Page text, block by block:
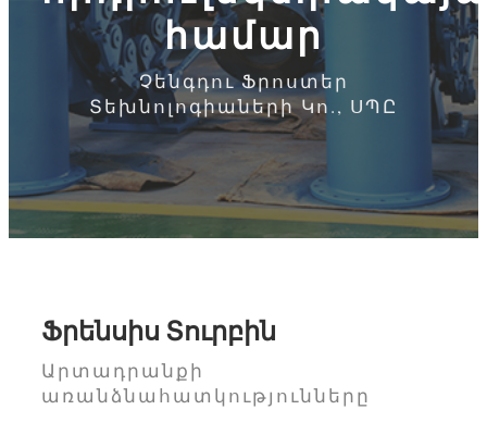
համար
Չենգդու Ֆրոստեր
Տեխնոլոգիաների Կո., ՍՊԸ
Ֆրենսիս Տուրբին
Արտադրանքի
առանձնահատկությունները